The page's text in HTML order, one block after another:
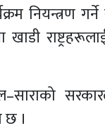
नियन्त्रण
छ ।